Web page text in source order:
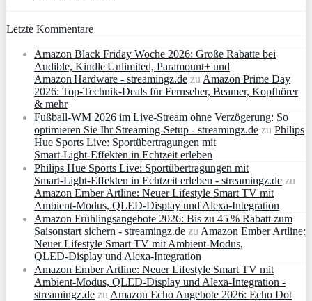
Letzte Kommentare
Amazon Black Friday Woche 2026: Große Rabatte bei
Audible, Kindle Unlimited, Paramount+ und
Amazon Hardware - streamingz.de zuAmazon Prime Day
2026: Top-Technik-Deals für Fernseher, Beamer, Kopfhörer
& mehr
Fußball-WM 2026 im Live-Stream ohne Verzögerung: So
optimieren Sie Ihr Streaming-Setup - streamingz.de zu Philips
Hue Sports Live: Sportübertragungen mit
Smart‑Light‑Effekten in Echtzeit erleben
Philips Hue Sports Live: Sportübertragungen mit
Smart‑Light‑Effekten in Echtzeit erleben - streamingz.de zu
Amazon Ember Artline: Neuer Lifestyle Smart TV mit
Ambient‑Modus, QLED‑Display und Alexa‑Integration
Amazon Frühlingsangebote 2026: Bis zu 45 % Rabatt zum
Saisonstart sichern - streamingz.de zuAmazon Ember Artline:
Neuer Lifestyle Smart TV mit Ambient‑Modus,
QLED‑Display und Alexa‑Integration
Amazon Ember Artline: Neuer Lifestyle Smart TV mit
Ambient‑Modus, QLED‑Display und Alexa‑Integration -
streamingz.de zuAmazon Echo Angebote 2026: Echo Dot